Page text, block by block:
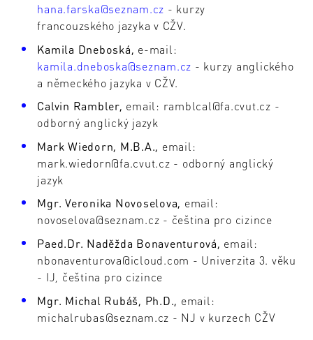
hana.farska@seznam.cz - kurzy
francouzského jazyka v CŽV.
Kamila Dneboská, e-mail:
kamila.dneboska@seznam.cz - kurzy anglického
a německého jazyka v CŽV.
Calvin Rambler, email: ramblcal@fa.cvut.cz -
odborný anglický jazyk
Mark Wiedorn, M.B.A., email:
mark.wiedorn@fa.cvut.cz - odborný anglický
jazyk
Mgr. Veronika Novoselova, email:
novoselova@seznam.cz - čeština pro cizince
Paed.Dr. Naděžda Bonaventurová, email:
nbonaventurova@icloud.com - Univerzita 3. věku
- IJ, čeština pro cizince
Mgr. Michal Rubáš, Ph.D., email:
michalrubas@seznam.cz - NJ v kurzech CŽV